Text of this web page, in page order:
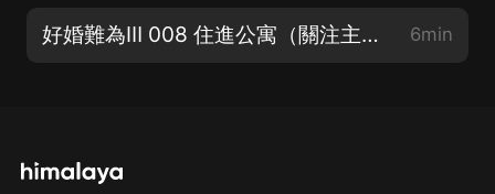
好婚難為Ⅲ 008 住進公寓（關注主播不迷路） 6min